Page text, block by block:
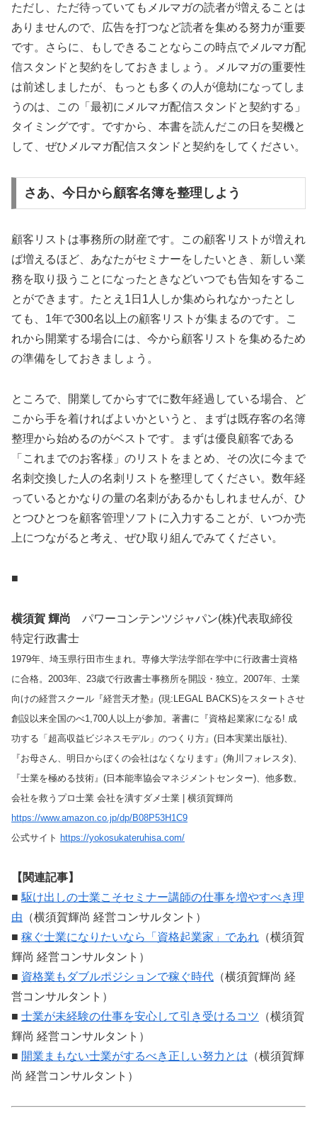
ただし、ただ待っていてもメルマガの読者が増えることは
ありませんので、広告を打つなど読者を集める努力が重要
です。さらに、もしできることならこの時点でメルマガ配
信スタンドと契約をしておきましょう。メルマガの重要性
は前述しましたが、もっとも多くの人が億劫になってしま
うのは、この「最初にメルマガ配信スタンドと契約する」
タイミングです。ですから、本書を読んだこの日を契機と
して、ぜひメルマガ配信スタンドと契約をしてください。
さあ、今日から顧客名簿を整理しよう
顧客リストは事務所の財産です。この顧客リストが増えれ
ば増えるほど、あなたがセミナーをしたいとき、新しい業
務を取り扱うことになったときなどいつでも告知をするこ
とができます。たとえ1日1人しか集められなかったとし
ても、1年で300名以上の顧客リストが集まるのです。こ
れから開業する場合には、今から顧客リストを集めるため
の準備をしておきましょう。
ところで、開業してからすでに数年経過している場合、ど
こから手を着ければよいかというと、まずは既存客の名簿
整理から始めるのがベストです。まずは優良顧客である
「これまでのお客様」のリストをまとめ、その次に今まで
名刺交換した人の名刺リストを整理してください。数年経
っているとかなりの量の名刺があるかもしれませんが、ひ
とつひとつを顧客管理ソフトに入力することが、いつか売
上につながると考え、ぜひ取り組んでみてください。
■
横須賀 輝尚 パワーコンテンツジャパン(株)代表取締役
特定行政書士
1979年、埼玉県行田市生まれ。専修大学法学部在学中に行政書士資格
に合格。2003年、23歳で行政書士事務所を開設・独立。2007年、士業
向けの経営スクール『経営天才塾』(現:LEGAL BACKS)をスタートさせ
創設以来全国のべ1,700人以上が参加。著書に『資格起業家になる! 成
功する「超高収益ビジネスモデル」のつくり方』(日本実業出版社)、
『お母さん、明日からぼくの会社はなくなります』(角川フォレスタ)、
『士業を極める技術』(日本能率協会マネジメントセンター)、他多数。
会社を救うプロ士業 会社を潰すダメ士業 | 横須賀輝尚
https://www.amazon.co.jp/dp/B08P53H1C9
公式サイト https://yokosukateruhisa.com/
【関連記事】
■ 駆け出しの士業こそセミナー講師の仕事を増やすべき理
由 （横須賀輝尚 経営コンサルタント）
■ 稼ぐ士業になりたいなら「資格起業家」であれ （横須賀
輝尚 経営コンサルタント）
■ 資格業もダブルポジションで稼ぐ時代 （横須賀輝尚 経
営コンサルタント）
■ 士業が未経験の仕事を安心して引き受けるコツ （横須賀
輝尚 経営コンサルタント）
■ 開業まもない士業がするべき正しい努力とは （横須賀輝
尚 経営コンサルタント）